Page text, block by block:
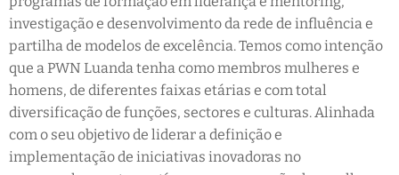
investigação e desenvolvimento da rede de influência e
partilha de modelos de excelência. Temos como intenção
que a PWN Luanda tenha como membros mulheres e
homens, de diferentes faixas etárias e com total
diversificação de funções, sectores e culturas. Alinhada
com o seu objetivo de liderar a definição e
implementação de iniciativas inovadoras no